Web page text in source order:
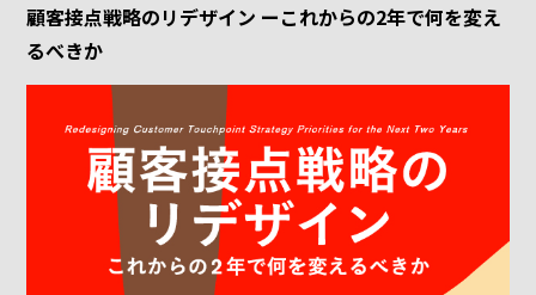
顧客接点戦略のリデザイン ーこれからの2年で何を変え
るべきか